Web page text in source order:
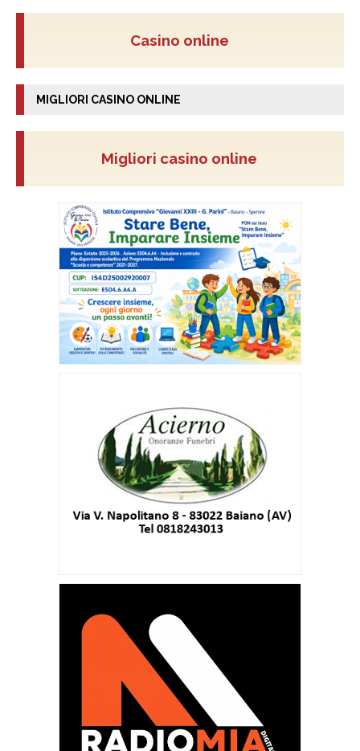
Casino online
MIGLIORI CASINO ONLINE
Migliori casino online